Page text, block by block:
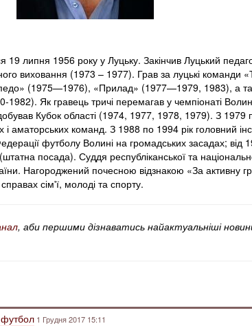
19 липня 1956 року у Луцьку. Закінчив Луцький
виховання (1973 – 1977). Грав за луцькі команди
(1975—1976), «Прилад» (1977—1979, 1983), а
Як гравець тричі перемагав у чемпіонаті
Кубок області (1974, 1977, 1978, 1979). З
аматорських команд. З 1988 по 1994 рік головний
футболу Волині на громадських засадах; від
посада). Суддя республіканської та
Нагороджений почесною відзнакою «За активну
сім'ї, молоді та спорту.
, аби першими дізнаватись найактуальніші
1 Грудня 2017 15:11